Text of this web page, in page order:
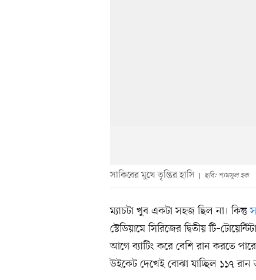
সাকিবের মুখে তৃপ্তির হাসি ছবি: শামসুল হক
ম্যাচটা খুব একটা সহজ ছিল না। কিন্তু
স্টেডিয়ামে সিরিজের দ্বিতীয়
আগে ব্যাটিং করে বেশি রান করতে
উইকেট দেখেই বোঝা যাচ্ছিল ১১৭